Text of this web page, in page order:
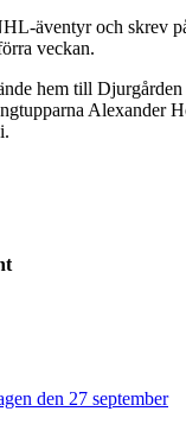
äventyr och skrev
veckan.
hem till
Alexander